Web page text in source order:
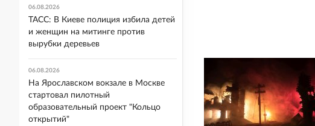
06.08.2026
ТАСС: В Киеве полиция избила детей
и женщин на митинге против
вырубки деревьев
06.08.2026
На Ярославском вокзале в Москве
стартовал пилотный
образовательный проект "Кольцо
открытий"